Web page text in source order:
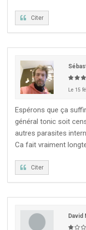
Citer
Le 15
Espérons que ça
général tonic soit
autres parasites
Ca fait vraiment
Citer
David